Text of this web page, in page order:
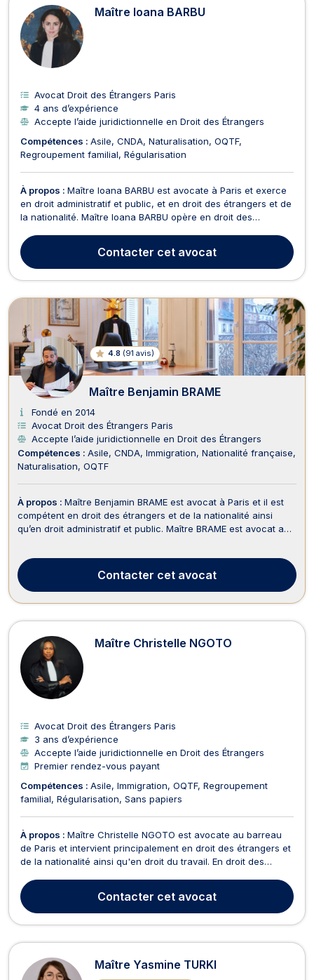
Maître Ioana BARBU
Avocat Droit des Étrangers Paris
4 ans d’expérience
Accepte l’aide juridictionnelle en Droit des Étrangers
Compétences : Asile CNDA Naturalisation OQTF
Regroupement familial Régularisation
À propos : Maître Ioana BARBU est avocate à Paris et exerce
en droit administratif et public, et en droit des étrangers et de
la nationalité. Maître Ioana BARBU opère en droit des
de nationalité, d’asile, de naturalisation, d’immigration, de
régularisation, etc. Plus particul...
Contacter cet avocat
4.8 (91 avis)
Maître Benjamin BRAME
Fondé en 2014
Avocat Droit des Étrangers Paris
Accepte l’aide juridictionnelle en Droit des Étrangers
Compétences : Asile CNDA Immigration Nationalité française
Naturalisation OQTF
À propos : Maître Benjamin BRAME est avocat à Paris et il est
compétent en droit des étrangers et de la nationalité ainsi
qu’en droit administratif et public. Maître BRAME est avocat au
étrangers et de la nationalité...
Contacter cet avocat
Maître Christelle NGOTO
Avocat Droit des Étrangers Paris
3 ans d’expérience
Accepte l’aide juridictionnelle en Droit des Étrangers
Premier rendez-vous payant
Compétences : Asile Immigration OQTF Regroupement
familial Régularisation Sans papiers
À propos : Maître Christelle NGOTO est avocate au barreau
de Paris et intervient principalement en droit des étrangers et
de la nationalité ainsi qu'en droit du travail. En droit des
compétente pour vous orienter et vous accompagner en
matière de demande de nationalité, de na...
Contacter cet avocat
Maître Yasmine TURKI